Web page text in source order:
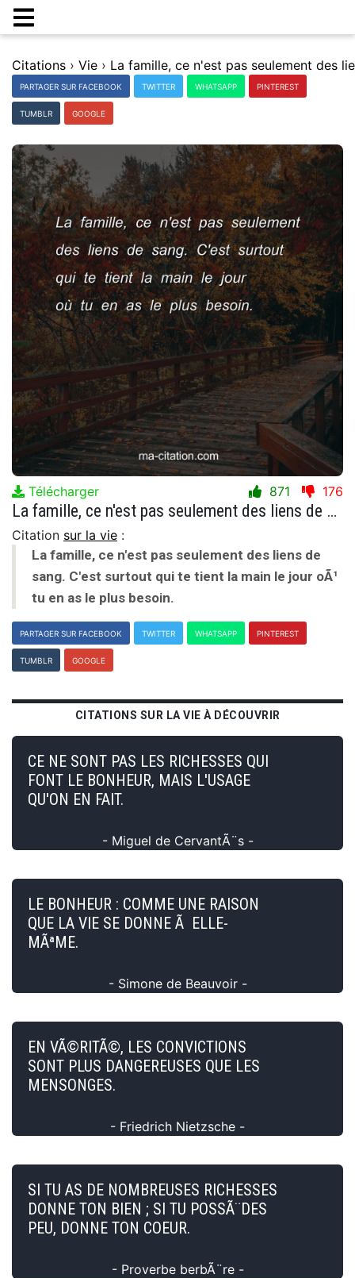
Citations › Vie ›
PARTAGER SUR FACEBOOK TWITTER WHATSAPP PINTEREST
TUMBLR GOOGLE
Télécharger 871 176
La famille, ce n'est pas seulement des liens de sang. C'est surtout qui te tient la main le jour oÃ¹ tu en as le plus besoin.
Citation sur la vie :
La famille, ce n'est pas seulement des liens de
sang. C'est surtout qui te tient la main le jour oÃ¹
tu en as le plus besoin.
PARTAGER SUR FACEBOOK TWITTER WHATSAPP PINTEREST
TUMBLR GOOGLE
CITATIONS SUR LA VIE À DÉCOUVRIR
CE NE SONT PAS LES RICHESSES QUI
FONT LE BONHEUR, MAIS L'USAGE
QU'ON EN FAIT.
- Miguel de CervantÃ¨s -
LE BONHEUR : COMME UNE RAISON
QUE LA VIE SE DONNE Ã ELLE-
MÃªME.
- Simone de Beauvoir -
EN VÃ©RITÃ©, LES CONVICTIONS
SONT PLUS DANGEREUSES QUE LES
MENSONGES.
- Friedrich Nietzsche -
SI TU AS DE NOMBREUSES RICHESSES
DONNE TON BIEN ; SI TU POSSÃ¨DES
PEU, DONNE TON COEUR.
- Proverbe berbÃ¨re -